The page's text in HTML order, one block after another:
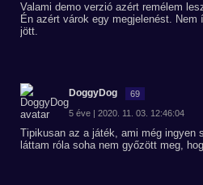
Valami demo verzió azért remélem
Én azért várok egy megjelenést.
jött.
DoggyDog 69
5 éve | 2020. 11. 03. 12:46:04
Tipikusan az a játék, ami még ingyen
láttam róla soha nem győzött meg,